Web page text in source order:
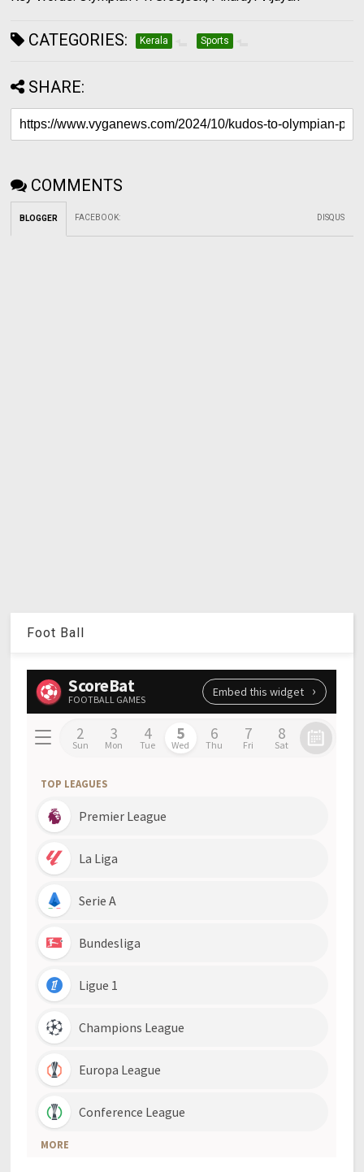
CATEGORIES: Kerala Sports
SHARE:
COMMENTS
BLOGGER FACEBOOK: DISQUS
Foot Ball